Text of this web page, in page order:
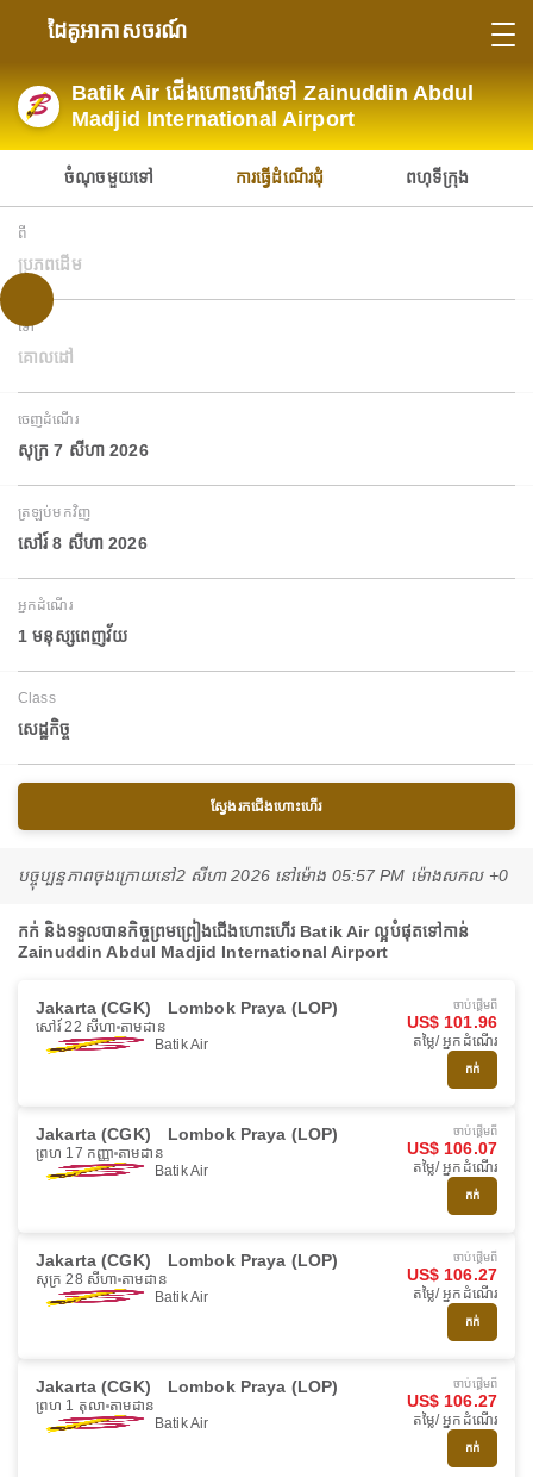
ដៃគូអាកាសចរណ៍
Batik Air ជើងហោះហើរទៅ Zainuddin Abdul
Madjid International Airport
ចំណុចមួយទៅ ការធ្វើដំណើរជុំ ពហុទីក្រុង
ពី
ប្រភពដើម
ទៅ
គោលដៅ
ចេញដំណើរ
សុក្រ 7 សីហា 2026
ត្រឡប់មកវិញ
សៅរ៍ 8 សីហា 2026
អ្នកដំណើរ
1 មនុស្សពេញវ័យ
Class
សេដ្ឋកិច្ច
ស្វែងរកជើងហោះហើរ
បច្ចុប្បន្នភាពចុងក្រោយនៅ2 សីហា 2026 នៅ​ម៉ោង 05:57 PM ម៉ោង​សកល +0
កក់ និងទទួលបានកិច្ចព្រមព្រៀងជើងហោះហើរ Batik Air ល្អបំផុតទៅកាន់
Zainuddin Abdul Madjid International Airport
Jakarta (CGK) Lombok Praya (LOP)
សៅរ៍ 22 សីហា តាមដាន
Batik Air
ចាប់ផ្ដើមពី
US$ 101.96
តម្លៃ/ អ្នកដំណើរ
កក់
Jakarta (CGK) Lombok Praya (LOP)
ព្រហ 17 កញ្ញា តាមដាន
Batik Air
ចាប់ផ្ដើមពី
US$ 106.07
តម្លៃ/ អ្នកដំណើរ
កក់
Jakarta (CGK) Lombok Praya (LOP)
សុក្រ 28 សីហា តាមដាន
Batik Air
ចាប់ផ្ដើមពី
US$ 106.27
តម្លៃ/ អ្នកដំណើរ
កក់
Jakarta (CGK) Lombok Praya (LOP)
ព្រហ 1 តុលា តាមដាន
Batik Air
ចាប់ផ្ដើមពី
US$ 106.27
តម្លៃ/ អ្នកដំណើរ
កក់